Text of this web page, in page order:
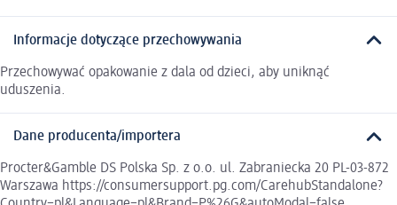
Informacje dotyczące przechowywania
Przechowywać opakowanie z dala od dzieci, aby uniknąć
uduszenia.
Dane producenta/importera
Procter&Gamble DS Polska Sp. z o.o. ul. Zabraniecka 20 PL-03-872
Warszawa https://consumersupport.pg.com/CarehubStandalone?